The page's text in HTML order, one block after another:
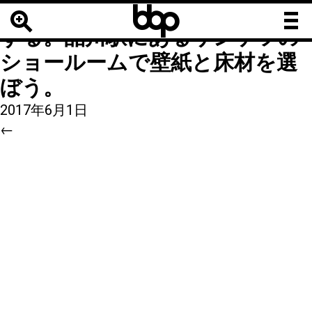
bbb
23
事務所を安くカッコよく
する。品川駅にあるサンゲツの
ショールームで壁紙と床材を選
ぼう。
2017年6月1日
←